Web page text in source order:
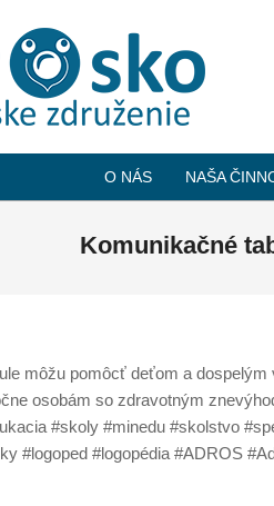
O NÁS NAŠA
Komunikačné
môžu pomôcť deťom a
osobám so zdravotným
#skoly #minedu #skolstvo
#logoped #logopédia #ADROS